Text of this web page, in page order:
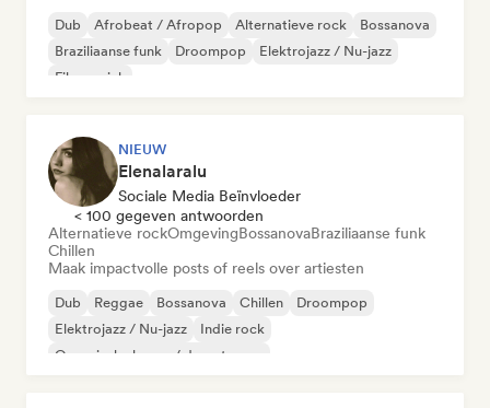
Dub Afrobeat / Afropop Alternatieve rock
Bossanova
Braziliaanse funk
Droompop
Elektrojazz / Nu-jazz
Filmmuziek
NIEUW
Elenalaralu
Sociale Media Beïnvloeder
< 100 gegeven antwoorden
Alternatieve rockOmgevingBossanovaBraziliaanse funk
Chillen
Maak impactvolle posts of reels over artiesten
Dub Reggae Bossanova Chillen
Droompop
Elektrojazz / Nu-jazz
Indie rock
Organische house / downtempo